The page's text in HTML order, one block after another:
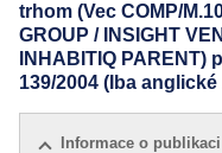
trhom (Vec COMP/
GROUP / INSIGHT
INHABITIQ
139/2004 (Iba
Informace o publikaci